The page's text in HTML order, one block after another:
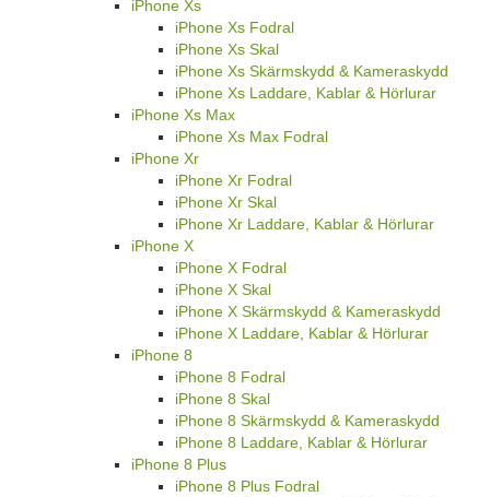
iPhone Xs
iPhone Xs Fodral
iPhone Xs Skal
iPhone Xs Skärmskydd & Kameraskydd
iPhone Xs Laddare, Kablar & Hörlurar
iPhone Xs Max
iPhone Xs Max Fodral
iPhone Xr
iPhone Xr Fodral
iPhone Xr Skal
iPhone Xr Laddare, Kablar & Hörlurar
iPhone X
iPhone X Fodral
iPhone X Skal
iPhone X Skärmskydd & Kameraskydd
iPhone X Laddare, Kablar & Hörlurar
iPhone 8
iPhone 8 Fodral
iPhone 8 Skal
iPhone 8 Skärmskydd & Kameraskydd
iPhone 8 Laddare, Kablar & Hörlurar
iPhone 8 Plus
iPhone 8 Plus Fodral